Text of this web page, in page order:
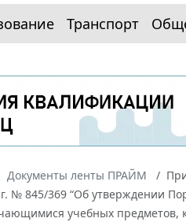
Транспорт
Документы ленты ПРАЙМ
845/369 “Об утверждении
учебных предметов,